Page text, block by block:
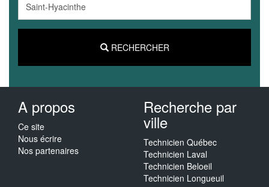
RECHERCHER
A propos
Ce site
Nous écrire
Nos partenaires
Recherche par
ville
Technicien Québec
Technicien Laval
Technicien Beloeil
Technicien Longueuil